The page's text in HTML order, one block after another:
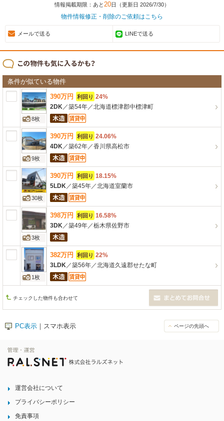
情報掲載期限：あと20日（更新日 2026/7/30）
物件情報修正・削除のご依頼はこちら
メールで送る LINEで送る
条件が似ている物件
8枚
390万円 利回り 24%
2DK／築54年／北海道標津郡中標津町
9枚
390万円 利回り 24.06%
4DK／築62年／香川県高松市
30枚
390万円 利回り 18.15%
5LDK／築45年／北海道室蘭市
3枚
398万円 利回り 16.58%
3DK／築49年／栃木県佐野市
1枚
382万円 利回り 22%
3LDK／築56年／北海道久遠郡せたな町
チェックした物件も合わせて
PC表示 ｜スマホ表示 ページの先頭へ
運営会社について
プライバシーポリシー
免責事項